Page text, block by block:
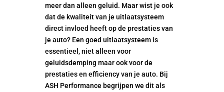
meer dan alleen geluid. Maar wist je ook
dat de kwaliteit van je uitlaatsysteem
direct invloed heeft op de prestaties van
je auto? Een goed uitlaatsysteem is
essentieel, niet alleen voor
geluidsdemping maar ook voor de
prestaties en efficiency van je auto. Bij
ASH Performance begrijpen we dit als